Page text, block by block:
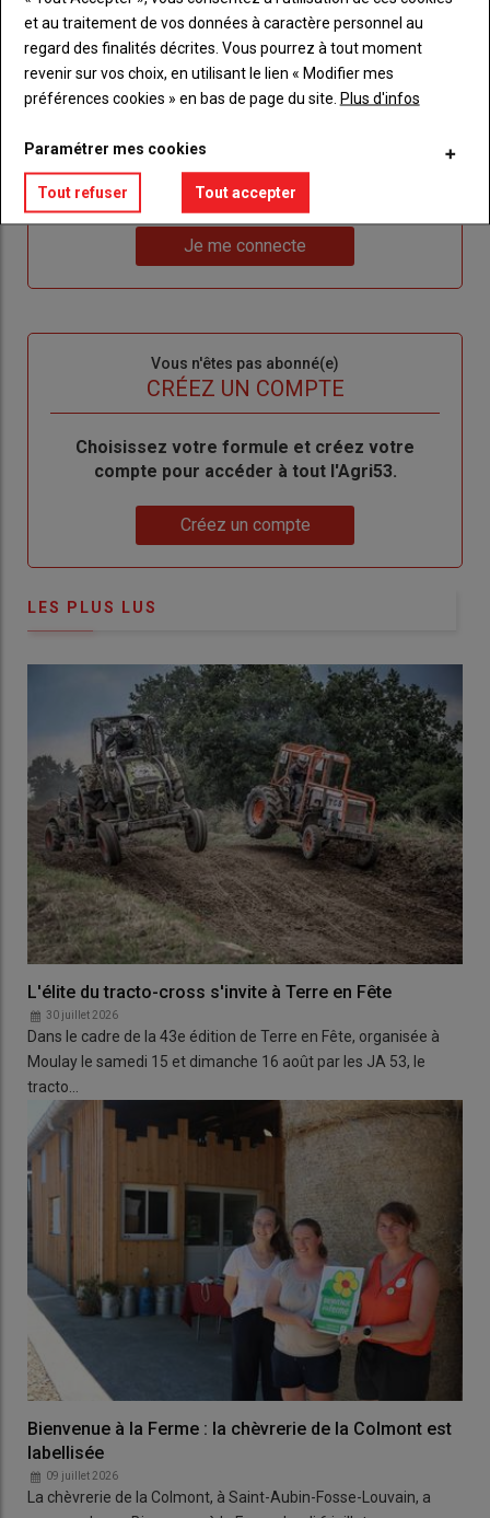
Sous-
titre
Vous êtes abonné(e)
TITRE IDENTIFIEZ-VOUS
Body
Connectez-vous à votre compte pour profiter
"Créer
un
Lien
"Réinitialiser
de
Réinitialiser votre mot de passe
me
Je me connecte
Vous n'êtes pas abonné(e)
CRÉEZ UN COMPTE
BodyChoisissez votre formule et créez votre
compte pour accéder à tout l'Agri53.
Créez un compte
LES PLUS LUS
L'élite du tracto-cross s'invite à Terre en Fête
30 juillet 2026
Dans le cadre de la 43e édition de Terre en Fête, organisée à
Moulay le samedi 15 et dimanche 16 août par les JA 53, le
tracto…
Bienvenue à la Ferme : la chèvrerie de la Colmont est
labellisée
09 juillet 2026
La chèvrerie de la Colmont, à Saint-Aubin-Fosse-Louvain, a
et au traitement de vos données à caractère personnel au
regard des finalités décrites. Vous pourrez à tout moment
revenir sur vos choix, en utilisant le lien « Modifier mes
préférences cookies » en bas de page du site. Plus d'infos
Paramétrer mes cookies
Tout refuser Tout accepter